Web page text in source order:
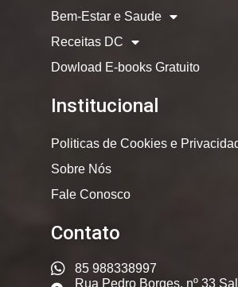
Bem-Estar e Saude
Receitas DC
Dowload E-books Gratuito
Institucional
Politicas de Cookies e
Sobre Nós
Fale Conosco
Contato
85 988338997
Rua Pedro Borges, nº 33